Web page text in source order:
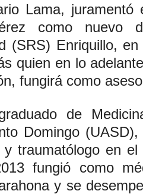
Lama, juramentó
como nuevo
(SRS) Enriquillo,
quien en lo
fungirá como
de
Domingo
y traumatólogo en
fungió como
y se